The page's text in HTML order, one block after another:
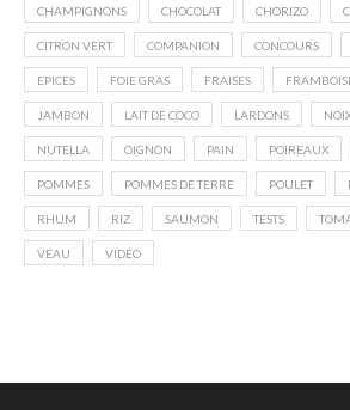
CHAMPIGNONS CHOCOLAT CHORIZO
CITRON VERT COMPANION CONCOURS
EPICES FOIE GRAS FRAISES
JAMBON LAIT DE COCO LARDONS
NUTELLA OIGNON PAIN POIREAUX
POMMES POMMES DE TERRE POULET
RHUM RIZ SAUMON TESTS
VEAU VIDÉO